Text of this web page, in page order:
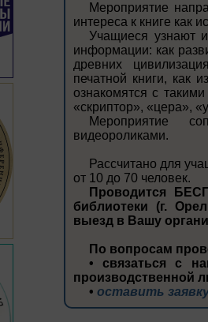
Мероприятие
интереса к книге как
Учащиеся узнают
информации: как
древних
печатной книги, как
ознакомятся с
«скриптор», «цера»,
Мероприятие
видеороликами.
Рассчитано для
от 10 до 70 человек.
Проводится
библиотеки (г.
выезд в Вашу
По вопросам
• связаться с
производственной
• оставить